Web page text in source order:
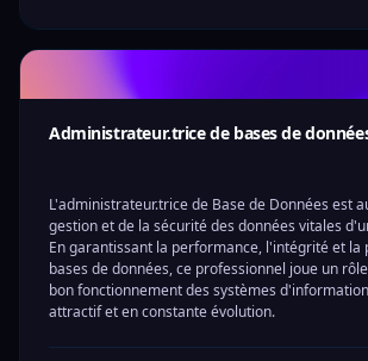
Administrateur.trice de bases de
L'administrateur.trice de Base de Données est
gestion et de la sécurité des données vitales
En garantissant la performance, l'intégrité et la
bases de données, ce professionnel joue un
bon fonctionnement des systèmes
attractif et en constante évolution.